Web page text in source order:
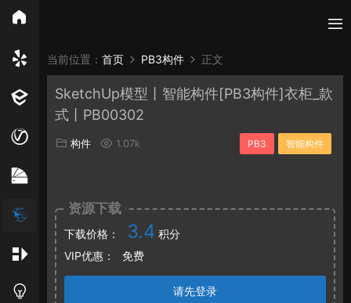
Enscape PB3构件 构件 轮廓
当前位置： 首页 PB3构件 正文
SketchUp模型丨智能构件[PB3构件]衣柜_款
式丨PB00302
构件 1.07k PB3 智能构件
资源下载
下载价格： 3.4 积分
VIP优惠：
免费
请先登录